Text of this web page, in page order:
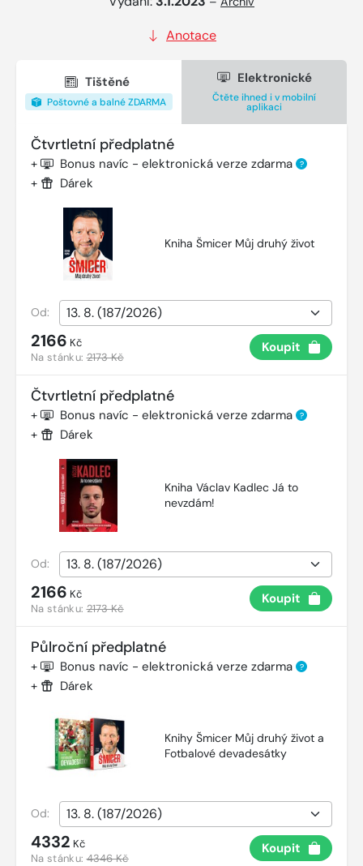
Anotace
Tištěné
Poštovné a balné ZDARMA
Elektronické
Čtěte ihned i v mobilní
aplikaci
Čtvrtletní předplatné
+ Bonus navíc - elektronická verze zdarma ?
+ Dárek
Kniha Šmicer Můj druhý život
Od:
2166 Kč
Na stánku:2173 Kč
Koupit
Čtvrtletní předplatné
+ Bonus navíc - elektronická verze zdarma ?
+ Dárek
Kniha Václav Kadlec Já to
nevzdám!
Od:
2166 Kč
Na stánku:2173 Kč
Koupit
Půlroční předplatné
+ Bonus navíc - elektronická verze zdarma ?
+ Dárek
Knihy Šmicer Můj druhý život a
Fotbalové devadesátky
Od:
4332 Kč
Na stánku:4346 Kč
Koupit